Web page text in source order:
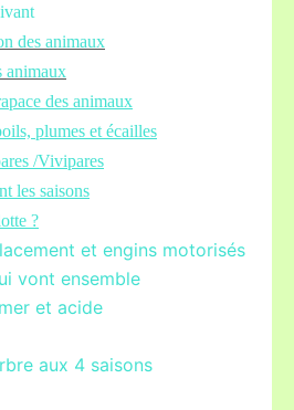
des animaux
animaux
des animaux
plumes et écailles
/Vivipares
les saisons
?
et engins motorisés
vont ensemble
et acide
aux 4 saisons